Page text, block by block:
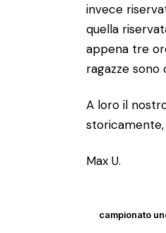
invece
quella
appena tre
ragazze
A loro il
Max U.
campionato